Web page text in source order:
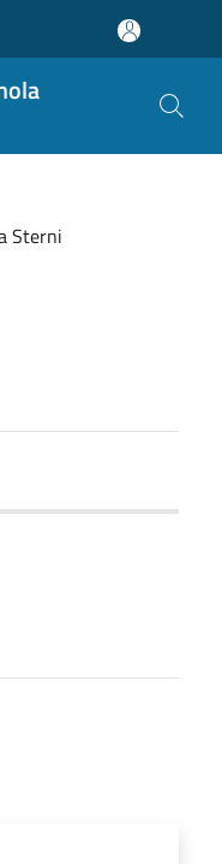
Sterni